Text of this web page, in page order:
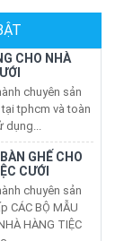
XUẤT BÀN
CHO NHÀ
chuyên sản
tphcm và toàn
GHẾ CHO
CƯỚI
chuyên sản
CÁC BỘ MẪU
HÀNG TIỆC